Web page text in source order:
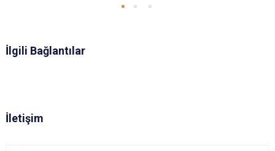
İlgili Bağlantılar
İletişim